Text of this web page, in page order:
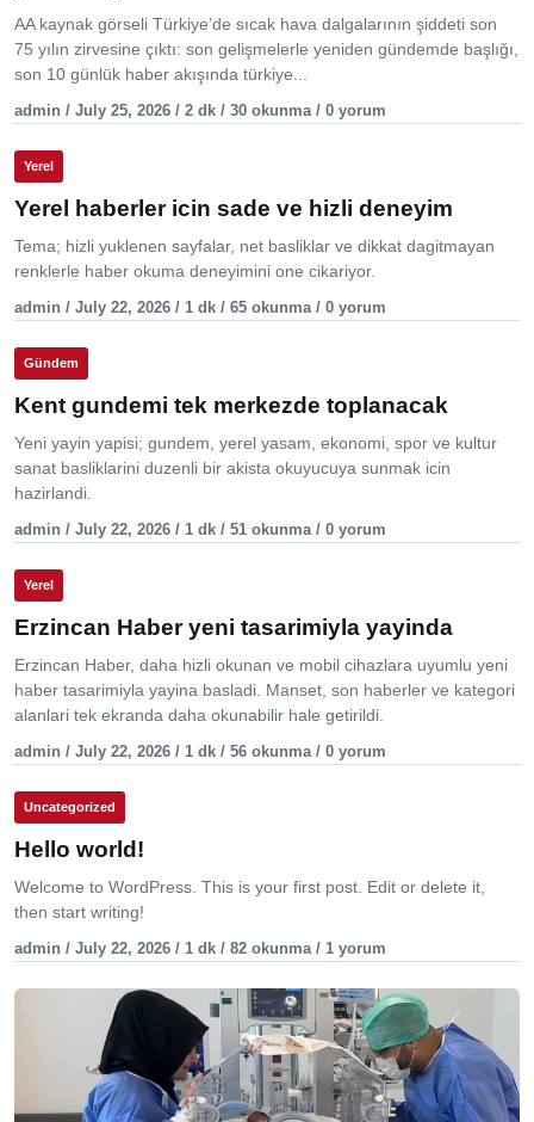
AA kaynak görseli Türkiye’de sıcak hava dalgalarının şiddeti son
75 yılın zirvesine çıktı: son gelişmelerle yeniden gündemde başlığı,
son 10 günlük haber akışında türkiye...
admin / July 25, 2026 / 2 dk / 30 okunma / 0 yorum
Yerel
Yerel haberler icin sade ve hizli deneyim
Tema; hizli yuklenen sayfalar, net basliklar ve dikkat dagitmayan
renklerle haber okuma deneyimini one cikariyor.
admin / July 22, 2026 / 1 dk / 65 okunma / 0 yorum
Gündem
Kent gundemi tek merkezde toplanacak
Yeni yayin yapisi; gundem, yerel yasam, ekonomi, spor ve kultur
sanat basliklarini duzenli bir akista okuyucuya sunmak icin
hazirlandi.
admin / July 22, 2026 / 1 dk / 51 okunma / 0 yorum
Yerel
Erzincan Haber yeni tasarimiyla yayinda
Erzincan Haber, daha hizli okunan ve mobil cihazlara uyumlu yeni
haber tasarimiyla yayina basladi. Manset, son haberler ve kategori
alanlari tek ekranda daha okunabilir hale getirildi.
admin / July 22, 2026 / 1 dk / 56 okunma / 0 yorum
Uncategorized
Hello world!
Welcome to WordPress. This is your first post. Edit or delete it,
then start writing!
admin / July 22, 2026 / 1 dk / 82 okunma / 1 yorum